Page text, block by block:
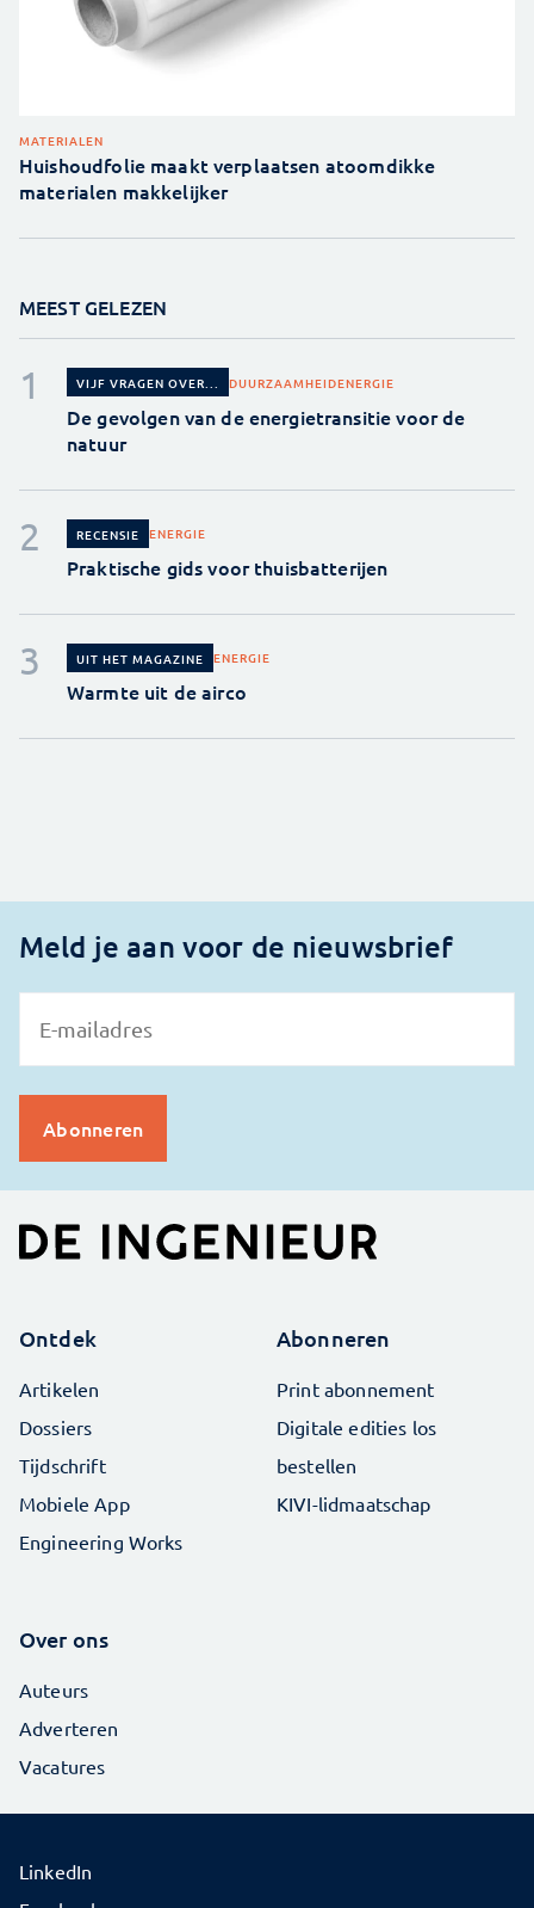
MATERIALEN
Huishoudfolie maakt verplaatsen atoomdikke
materialen makkelijker
MEEST GELEZEN
VIJF VRAGEN OVER... DUURZAAMHEIDENERGIE
De gevolgen van de energietransitie voor de
natuur
RECENSIE ENERGIE
Praktische gids voor thuisbatterijen
UIT HET MAGAZINE ENERGIE
Warmte uit de airco
Meld je aan voor de nieuwsbrief
Ontdek
Artikelen
Dossiers
Tijdschrift
Mobiele App
Engineering Works
Abonneren
Print abonnement
Digitale edities los
bestellen
KIVI-lidmaatschap
Over ons
Auteurs
Adverteren
Vacatures
LinkedIn